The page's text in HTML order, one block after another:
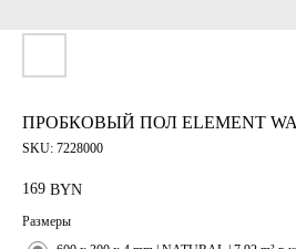
ПРОБКОВЫЙ ПОЛ ELEMENT
SKU: 7228000
169 BYN
Размеры